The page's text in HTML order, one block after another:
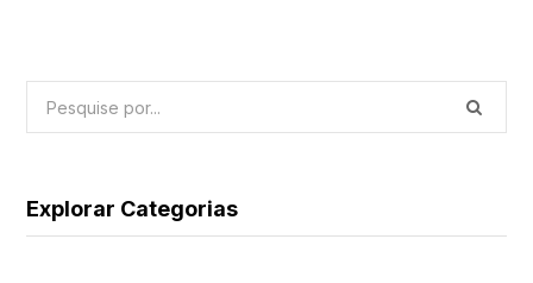
Explorar Categorias